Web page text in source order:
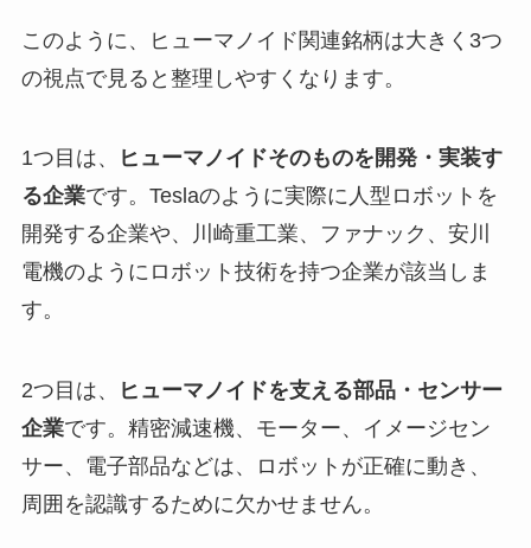
このように、ヒューマノイド関連銘柄は大きく3つ
の視点で見ると整理しやすくなります。
1つ目は、
ヒューマノイドそのものを開発・実装す
る企業です。Teslaのように実際に人型ロボットを
開発する企業や、川崎重工業、ファナック、安川
電機のようにロボット技術を持つ企業が該当しま
す。
2つ目は、
ヒューマノイドを支える部品・センサー
企業です。精密減速機、モーター、イメージセン
サー、電子部品などは、ロボットが正確に動き、
周囲を認識するために欠かせません。